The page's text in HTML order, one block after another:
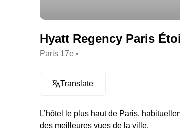
Hyatt Regency Paris
Paris 17e •
Translate
L’hôtel le plus haut de Paris,
des meilleures vues de la ville.